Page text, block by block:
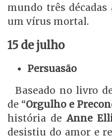
mundo três décadas
um vírus mortal.
15 de julho
Persuasão
Baseado no livro
de “Orgulho e
história de Anne
desistiu do amor e